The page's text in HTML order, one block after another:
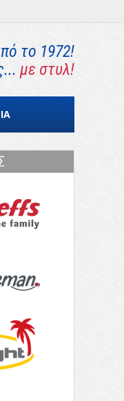
το 1972!
με στυλ!